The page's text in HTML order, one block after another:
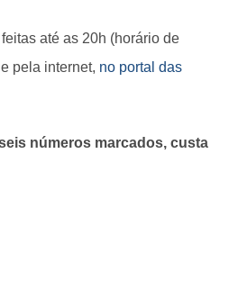
até as 20h (horário de
pela internet, no portal das
números marcados, custa